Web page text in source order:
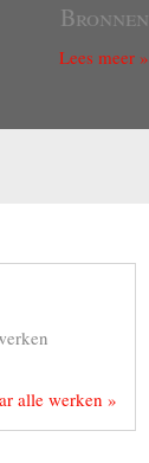
Bronnen
Lees meer »
alle werken »